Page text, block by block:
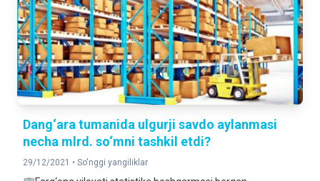
Dang‘ara tumanida ulgurji savdo aylanmasi
necha mlrd. so‘mni tashkil etdi?
29/12/2021 • So'nggi yangiliklar